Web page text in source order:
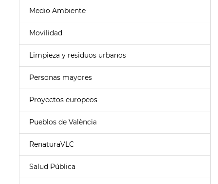
Medio Ambiente
Movilidad
Limpieza y residuos urbanos
Personas mayores
Proyectos europeos
Pueblos de València
RenaturaVLC
Salud Pública